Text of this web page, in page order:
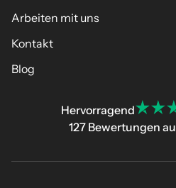
Arbeiten mit uns
Kontakt
Blog
Hervorragend
127 Bewertungen